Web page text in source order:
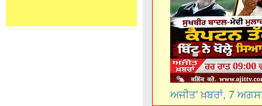
ਅਜੀਤ' ਖ਼ਬਰਾਂ, 7